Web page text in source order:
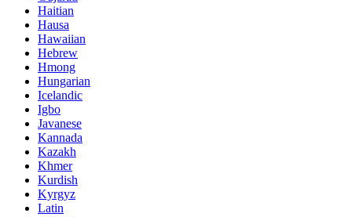
Haitian
Hausa
Hawaiian
Hebrew
Hmong
Hungarian
Icelandic
Igbo
Javanese
Kannada
Kazakh
Khmer
Kurdish
Kyrgyz
Latin